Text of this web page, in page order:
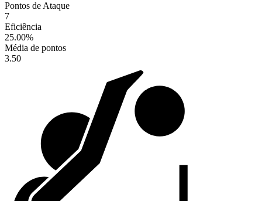
Pontos de Ataque
7
Eficiência
25.00%
Média de pontos
3.50